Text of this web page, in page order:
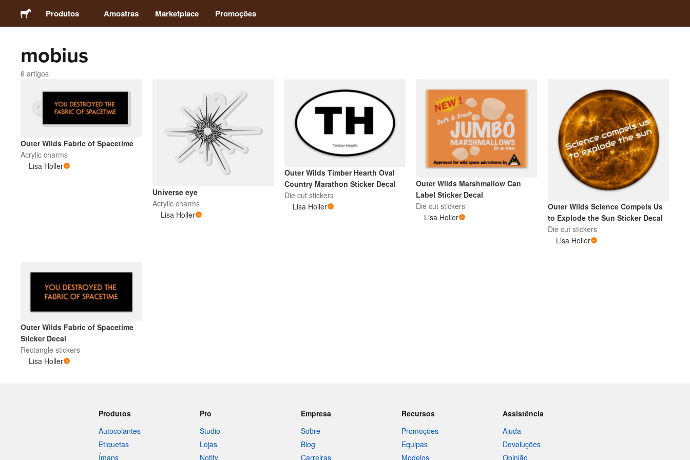
Produtos
Autocolantes
Ímans
Crachás
Embalagens
Amostras
Amostras Marketplace Promoções
mobius
6 artigos
Outer Wilds Fabric of Spacetime
Acrylic charms
Lisa Holler
Universe eye
Acrylic charms
Lisa Holler
Outer Wilds Timber Hearth Oval
Country Marathon Sticker Decal
Die cut stickers
Lisa Holler
Outer Wilds Marshmallow Can
Label Sticker Decal
Die cut stickers
Lisa Holler
Outer Wilds Science Compels Us
to Explode the Sun Sticker Decal
Die cut stickers
Lisa Holler
Outer Wilds Fabric of Spacetime
Sticker Decal
Rectangle stickers
Lisa Holler
Produtos
Autocolantes
Etiquetas
Ímans
Pro
Studio
Lojas
Notify
Empresa
Sobre
Blog
Carreiras
Recursos
Promoções
Equipas
Modelos
Assistência
Ajuda
Devoluções
Opinião